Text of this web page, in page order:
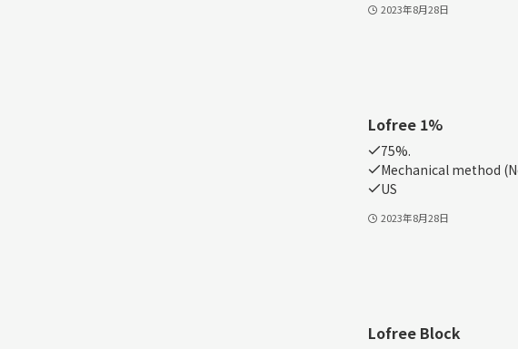
2023年8月28日
Lofree 1%
75%.
Mechanical method
US
2023年8月28日
Lofree Block